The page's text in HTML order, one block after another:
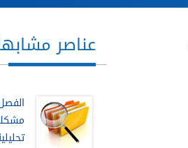
عناصر